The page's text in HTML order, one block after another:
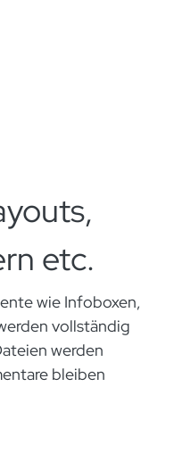
etc.
wie Infoboxen,
vollständig
werden
bleiben